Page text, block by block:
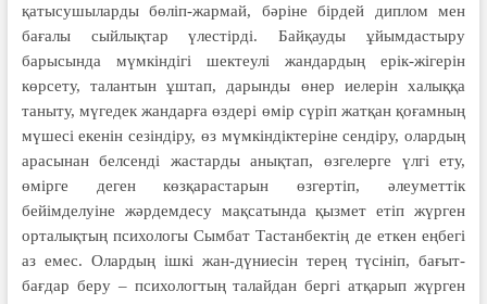
қатысушыларды бөліп-жармай, бәріне бірдей диплом мен
бағалы сыйлықтар үлестірді. Байқауды ұйымдастыру
барысында мүмкіндігі шектеулі жандардың ерік-жігерін
көрсету, талантын ұштап, дарынды өнер иелерін халыққа
таныту, мүгедек жандарға өздері өмір сүріп жатқан қоғамның
мүшесі екенін сезіндіру, өз мүмкіндіктеріне сендіру, олардың
арасынан белсенді жастарды анықтап, өзгелерге үлгі ету,
өмірге деген көзқарастарын өзгертіп, әлеуметтік
бейімделуіне жәрдемдесу мақсатында қызмет етіп жүрген
орталықтың психологы Сымбат Тастанбектің де еткен еңбегі
аз емес. Олардың ішкі жан-дүниесін терең түсініп, бағыт-
бағдар беру – психологтың талайдан бергі атқарып жүрген